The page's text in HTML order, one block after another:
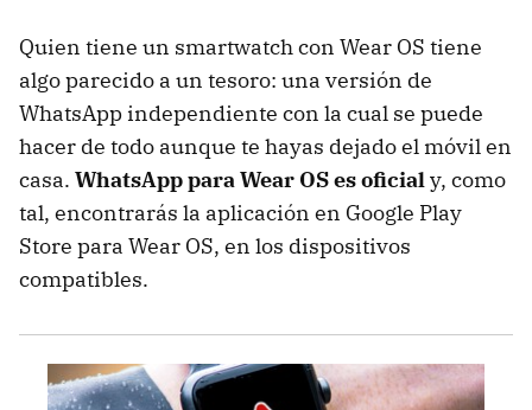
Quien tiene un smartwatch con Wear OS tiene
algo parecido a un tesoro: una versión de
WhatsApp independiente con la cual se puede
hacer de todo aunque te hayas dejado el móvil en
casa. WhatsApp para Wear OS es oficialy, como
tal, encontrarás la aplicación en Google Play
Store para Wear OS, en los dispositivos
compatibles.